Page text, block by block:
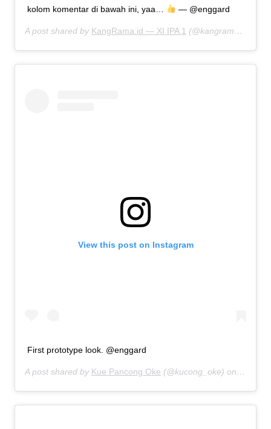
kolom komentar di bawah ini, yaa…
— @enggard
A post shared by KangRama.id — XI IPA 1 (@kangramaid) on
View this post on Instagram
First prototype look. @enggard
A post shared by Kue Pancong Oke (@kucong_oke) on Aug